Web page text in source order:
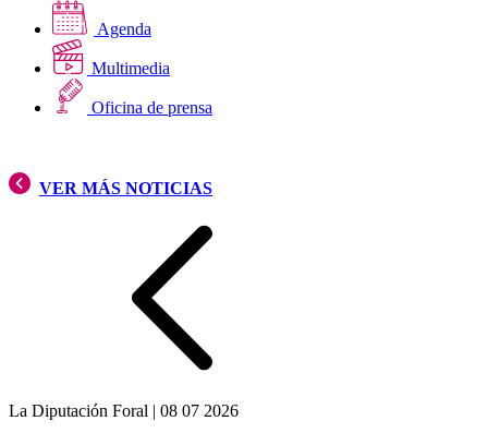
Agenda
Multimedia
Oficina de prensa
VER MÁS NOTICIAS
La Diputación Foral | 08 07 2026